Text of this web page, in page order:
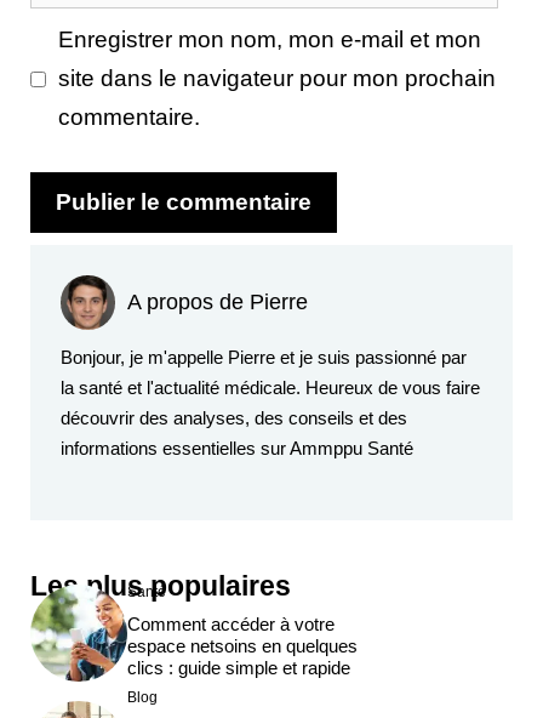
Enregistrer mon nom, mon e-mail et mon
site dans le navigateur pour mon prochain
commentaire.
A propos de Pierre
Bonjour, je m'appelle Pierre et je suis passionné par
la santé et l'actualité médicale. Heureux de vous faire
découvrir des analyses, des conseils et des
informations essentielles sur Ammppu Santé
Les plus populaires
Santé
Comment accéder à votre
espace netsoins en quelques
clics : guide simple et rapide
Blog